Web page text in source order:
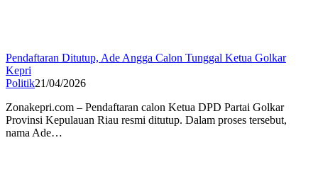
Pendaftaran Ditutup, Ade Angga Calon Tunggal Ketua Golkar
Kepri
Politik21/04/2026
Zonakepri.com – Pendaftaran calon Ketua DPD Partai Golkar
Provinsi Kepulauan Riau resmi ditutup. Dalam proses tersebut,
nama Ade…